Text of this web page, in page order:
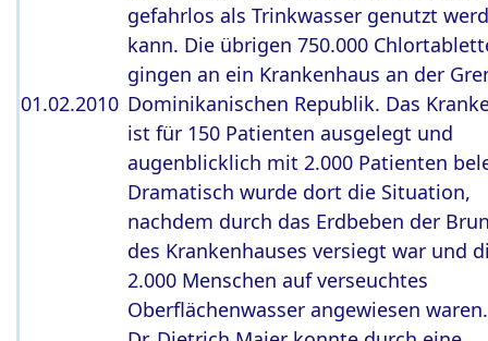
01.02.2010
gefahrlos als Trinkwasser genutzt
kann. Die übrigen 750.000
gingen an ein Krankenhaus an der
Dominikanischen Republik. Das
ist für 150 Patienten ausgelegt und
augenblicklich mit 2.000 Patienten
Dramatisch wurde dort die Situation,
nachdem durch das Erdbeben der
des Krankenhauses versiegt war und
2.000 Menschen auf verseuchtes
Oberflächenwasser angewiesen